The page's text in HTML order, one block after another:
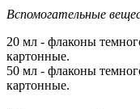
Вспомогательные
20 мл - флаконы
картонные.
50 мл - флаконы
картонные.